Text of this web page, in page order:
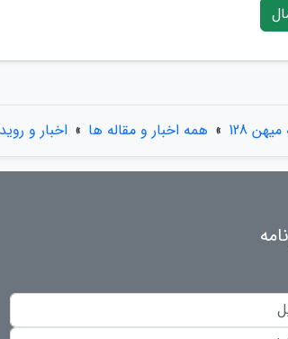
128
» همه اخبار و مقاله ها » اخبار و